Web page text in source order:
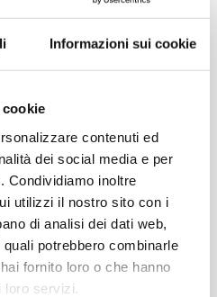
Informazioni sui cookie
contenuti ed
dei social media e per
Condividiamo inoltre
utilizzi il nostro sito con i
di analisi dei dati web,
potrebbero combinarle
fornito loro o che hanno
servizi.